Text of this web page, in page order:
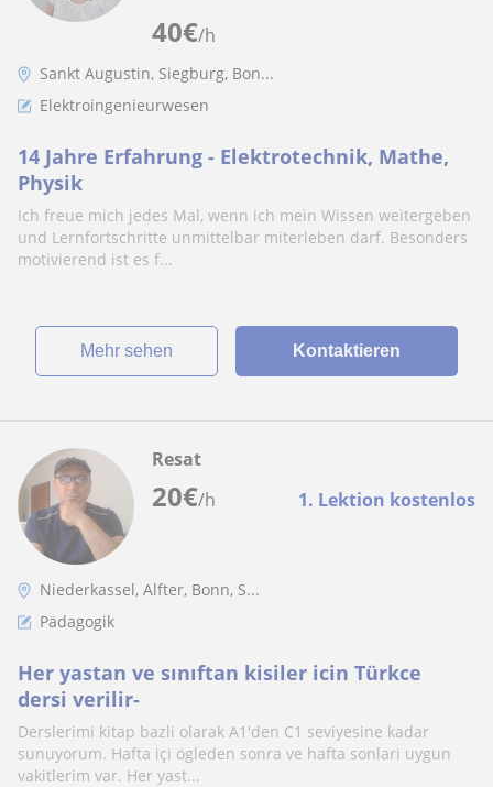
40€/h
Sankt Augustin, Siegburg, Bon...
Elektroingenieurwesen
14 Jahre Erfahrung - Elektrotechnik, Mathe,
Physik
Ich freue mich jedes Mal, wenn ich mein Wissen weitergeben
und Lernfortschritte unmittelbar miterleben darf. Besonders
motivierend ist es f...
Mehr sehen Kontaktieren
20€/h 1. Lektion kostenlos
Resat
Niederkassel, Alfter, Bonn, S...
Pädagogik
Her yastan ve sınıftan kisiler icin Türkce
dersi verilir-
Derslerimi kitap bazli olarak A1'den C1 seviyesine kadar
sunuyorum. Hafta içi ögleden sonra ve hafta sonlari uygun
vakitlerim var. Her yast...